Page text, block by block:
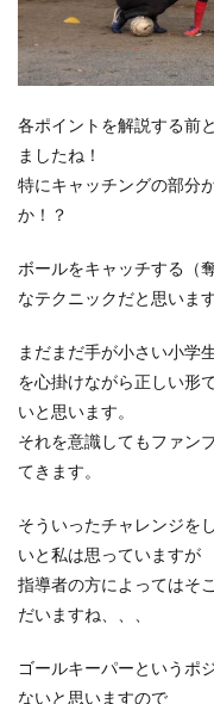
各ポイントを解説する前
ましたね！
特にキャッチングの部分
か！？
ボールをキャッチする（
なテクニックだと思います
まだまだ手が小さい小学
を心掛けながら正しい形
いと思います。
それを意識してもファン
てきます。
そういったチャレンジを
いと私は思っていますが
指導者の方によってはそ
だいますね、、、
ゴールキーパーというポ
ないと思いますので